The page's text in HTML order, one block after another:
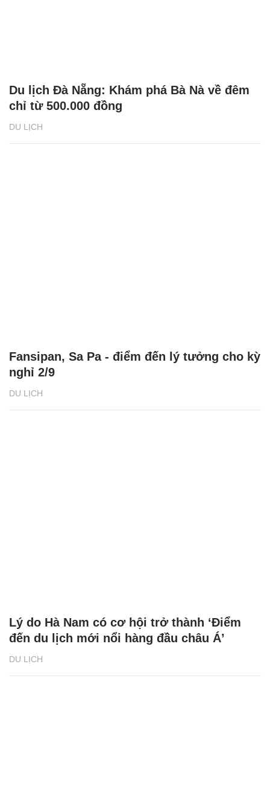
DU LỊCH
Du lịch Đà Nẵng: Khám phá Bà Nà về đêm
chỉ từ 500.000 đồng
DU LỊCH
Fansipan, Sa Pa - điểm đến lý tưởng cho kỳ
nghỉ 2/9
DU LỊCH
Lý do Hà Nam có cơ hội trở thành ‘Điểm
đến du lịch mới nổi hàng đầu châu Á’